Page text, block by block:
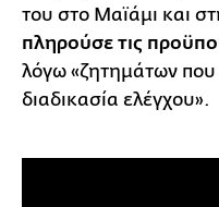
του στο Μαϊάμι και
πληρούσε τις
λόγω «ζητημάτων
διαδικασία ελέγχου».